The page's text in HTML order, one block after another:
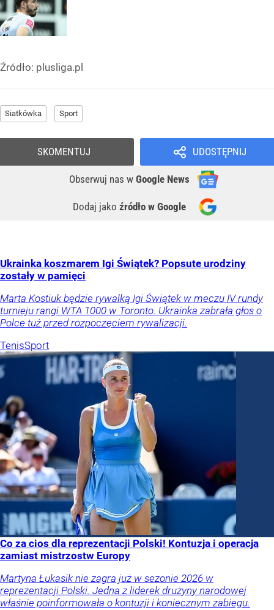
Źródło: plusliga.pl
Siatkówka Sport
UDOSTĘPNIJ
Obserwuj nas w Google News
Dodaj jako źródło w Google
SKOMENTUJ
Ukrainka koszmarem Igi Świątek? Popsute urodziny
zostały w pamięci
Marta Kostiuk będzie rywalką Igi Świątek w meczu IV rundy
turnieju rangi WTA 1000 w Toronto. Ukrainka zabrała głos o
Polce tuż przed rozpoczęciem rywalizacji.
TenisSport
Co za cios dla reprezentacji Polski! Kontuzja i operacja
zamiast mistrzostw Europy
Martyna Łukasik nie zagra już w sezonie 2026 w
reprezentacji Polski. Jedna z liderek drużyny narodowej
właśnie poinformowała o kontuzji i koniecznym zabiegu.